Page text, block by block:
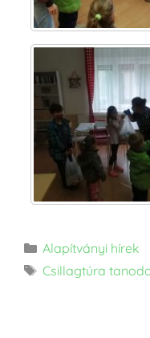
Alapítványi hírek
Csillagtúra